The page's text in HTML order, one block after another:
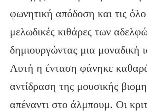
φωνητική απόδοση και τις όλο
μελωδικές κιθάρες των
δημιουργώντας μια μοναδική
Αυτή η ένταση φάνηκε
αντίδραση της μουσικής
απέναντι στο άλμπουμ. Οι